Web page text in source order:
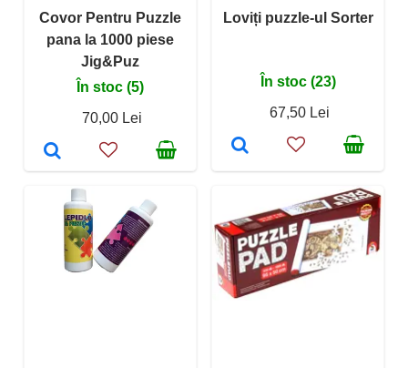
Covor Pentru Puzzle
pana la 1000 piese
Jig&Puz
În stoc (5)
70,00 Lei
Loviți puzzle-ul Sorter
În stoc (23)
67,50 Lei